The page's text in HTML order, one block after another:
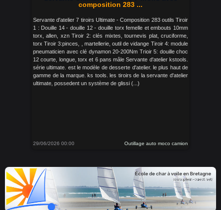
composition 283 ...
Servante d'atelier 7 tiroirs Ultimate - Composition 283 outils Tiroir
1 : Douille 14 - douille 12 - douille torx femelle et embouts 10mm
torx, allen, xzn Tiroir 2: clés mixtes, tournevis plat, cruciforme,
torx Tiroir 3:pinces, , martellerie, outil de vidange Tiroir 4: module
pneumaticien avec clé dynamon 20-200Nm Trioir 5: douille choc
12 courte, longue, torx et 6 pans mâle Servante d'atelier kstools.
série ultimate. est le modèle de desserte d'atelier. le plus haut de
gamme de la marque. ks tools. les tiroirs de la servante d'atelier
ultimate, possedent un système de glissi (...)
29/06/2026 00:00 Outillage auto moco camion